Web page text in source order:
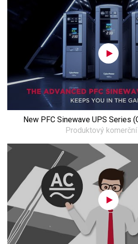
New PFC Sinewave UPS Series
Produktový